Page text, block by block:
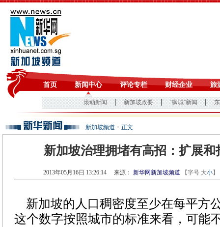
新加坡频道 > 正文
新加坡治理拥堵有高招：扩展和
2013年05月16日 13:26:14 来源： 新华网新加坡频道 【字号 大小
新加坡的人口稠密度至少在每平方
这个数字按照城市的标准来看，可能